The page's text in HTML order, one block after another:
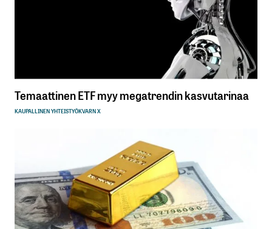
Temaattinen ETF myy megatrendin kasvutarinaa
KAUPALLINEN YHTEISTYÖKVARN X